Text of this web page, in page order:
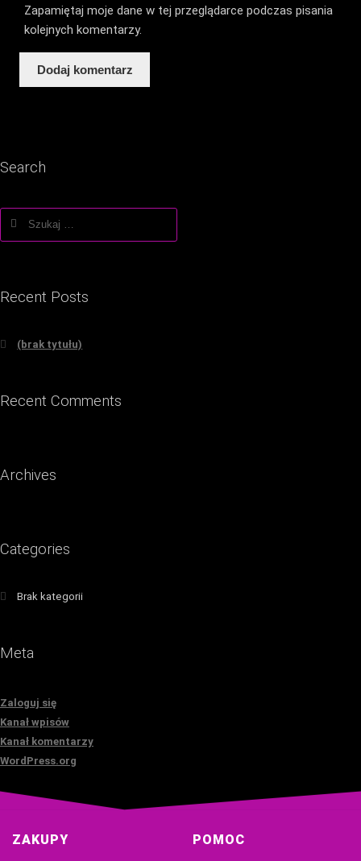
Zapamiętaj moje dane w tej przeglądarce podczas pisania
kolejnych komentarzy.
Search
Recent Posts
(brak tytułu)
Recent Comments
Archives
Categories
Brak kategorii
Meta
Zaloguj się
Kanał wpisów
Kanał komentarzy
WordPress.org
ZAKUPY POMOC